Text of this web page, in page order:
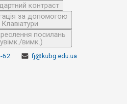
контраст
за допомогою
Клавіатури
посилань
вимк.)
62 fj@kubg.edu.ua